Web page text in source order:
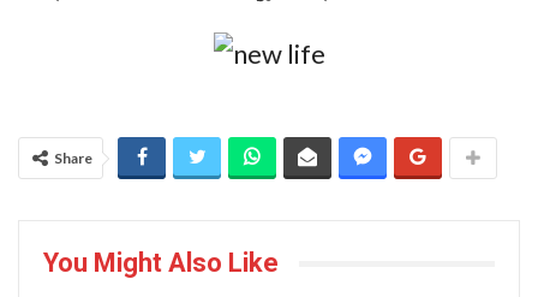
Share
You Might Also Like